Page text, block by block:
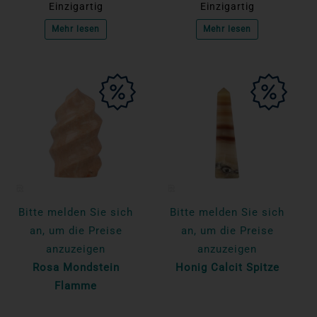
Einzigartig
Mehr lesen
Einzigartig
Mehr lesen
Bitte melden Sie sich
an, um die Preise
anzuzeigen
Rosa Mondstein
Flamme
Bitte melden Sie sich
an, um die Preise
anzuzeigen
Honig Calcit Spitze